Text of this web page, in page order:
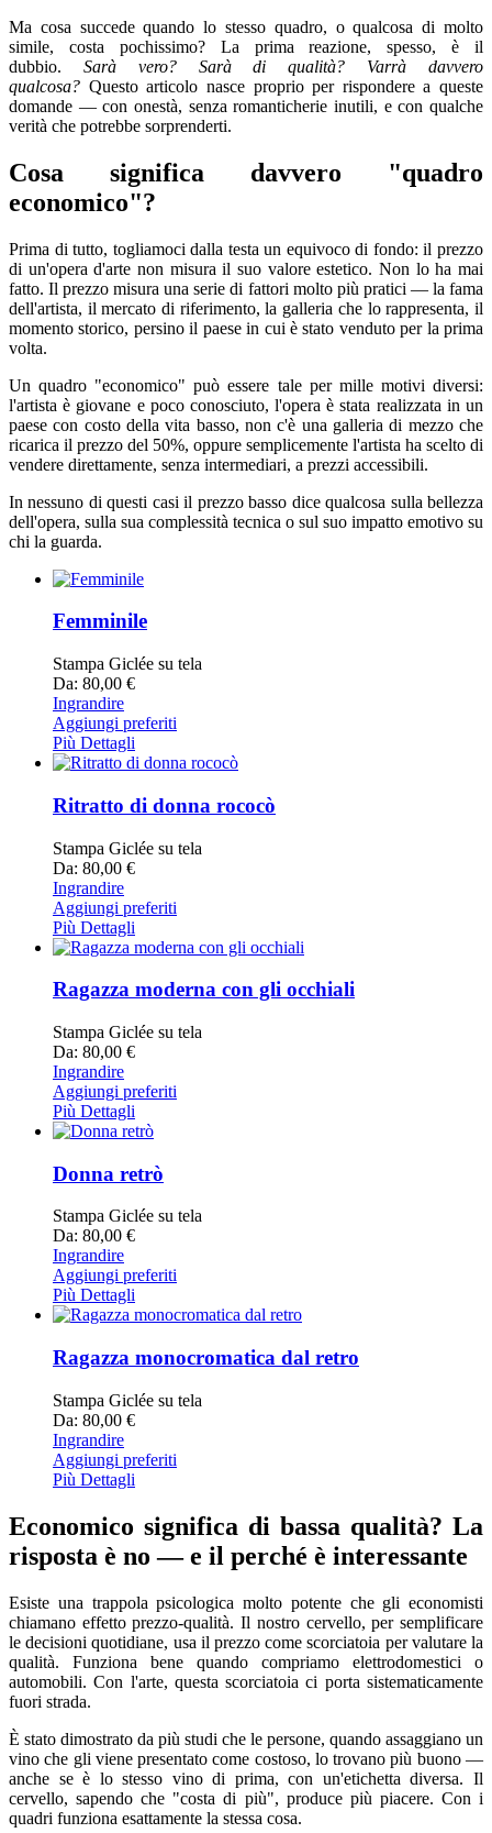
Ma cosa succede quando lo stesso quadro, o qualcosa di molto
simile, costa pochissimo? La prima reazione, spesso, è il
dubbio. Sarà vero? Sarà di qualità? Varrà davvero
qualcosa? Questo articolo nasce proprio per rispondere a queste
domande — con onestà, senza romanticherie inutili, e con qualche
verità che potrebbe sorprenderti.
Cosa significa davvero "quadro
economico"?
Prima di tutto, togliamoci dalla testa un equivoco di fondo: il prezzo
di un'opera d'arte non misura il suo valore estetico. Non lo ha mai
fatto. Il prezzo misura una serie di fattori molto più pratici — la fama
dell'artista, il mercato di riferimento, la galleria che lo rappresenta, il
momento storico, persino il paese in cui è stato venduto per la prima
volta.
Un quadro "economico" può essere tale per mille motivi diversi:
l'artista è giovane e poco conosciuto, l'opera è stata realizzata in un
paese con costo della vita basso, non c'è una galleria di mezzo che
ricarica il prezzo del 50%, oppure semplicemente l'artista ha scelto di
vendere direttamente, senza intermediari, a prezzi accessibili.
In nessuno di questi casi il prezzo basso dice qualcosa sulla bellezza
dell'opera, sulla sua complessità tecnica o sul suo impatto emotivo su
chi la guarda.
Femminile
Stampa Giclée su tela
Da: 80,00 €
Ingrandire
Aggiungi preferiti
Più Dettagli
Ritratto di donna rococò
Stampa Giclée su tela
Da: 80,00 €
Ingrandire
Aggiungi preferiti
Più Dettagli
Ragazza moderna con gli occhiali
Stampa Giclée su tela
Da: 80,00 €
Ingrandire
Aggiungi preferiti
Più Dettagli
Donna retrò
Stampa Giclée su tela
Da: 80,00 €
Ingrandire
Aggiungi preferiti
Più Dettagli
Ragazza monocromatica dal retro
Stampa Giclée su tela
Da: 80,00 €
Ingrandire
Aggiungi preferiti
Più Dettagli
Economico significa di bassa qualità? La
risposta è no — e il perché è interessante
Esiste una trappola psicologica molto potente che gli economisti
chiamano effetto prezzo-qualità. Il nostro cervello, per semplificare
le decisioni quotidiane, usa il prezzo come scorciatoia per valutare la
qualità. Funziona bene quando compriamo elettrodomestici o
automobili. Con l'arte, questa scorciatoia ci porta sistematicamente
fuori strada.
È stato dimostrato da più studi che le persone, quando assaggiano un
vino che gli viene presentato come costoso, lo trovano più buono —
anche se è lo stesso vino di prima, con un'etichetta diversa. Il
cervello, sapendo che "costa di più", produce più piacere. Con i
quadri funziona esattamente la stessa cosa.